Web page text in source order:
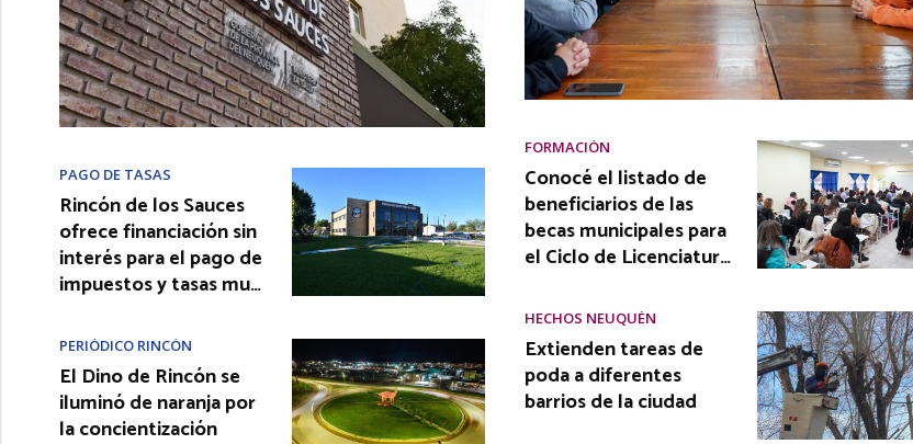
PAGO DE TASAS
Rincón de los Sauces
ofrece financiación sin
interés para el pago de
impuestos y tasas mu…
PERIÓDICO RINCÓN
El Dino de Rincón se
iluminó de naranja por
la concientización
FORMACIÓN
Conocé el listado de
beneficiarios de las
becas municipales para
el Ciclo de Licenciatur…
HECHOS NEUQUÉN
Extienden tareas de
poda a diferentes
barrios de la ciudad